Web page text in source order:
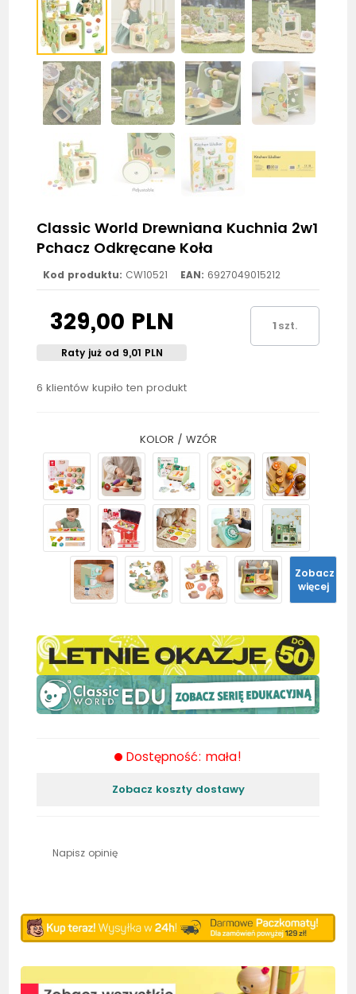
Classic World Drewniana Kuchnia 2w1
Pchacz Odkręcane Koła
Kod produktu: CW10521 EAN: 6927049015212
329,00 PLN
Raty już od 9,01 PLN
6 klientów kupiło ten produkt
szt.
KOLOR / WZÓR
Zobacz
więcej
Dostępność: mała!
Zobacz koszty dostawy
Napisz opinię